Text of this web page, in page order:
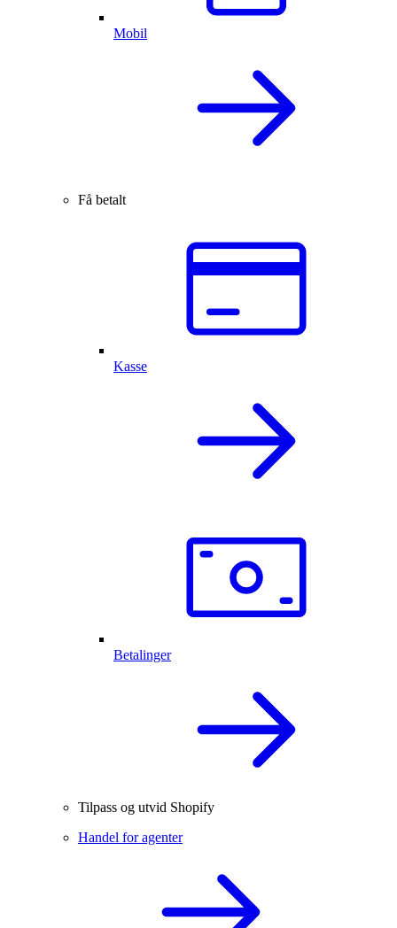
Mobil
Få betalt
Kasse
Betalinger
Tilpass og utvid Shopify
Handel for agenter